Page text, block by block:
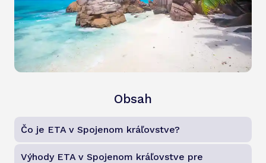
Obsah
Čo je ETA v Spojenom kráľovstve?
Výhody ETA v Spojenom kráľovstve pre